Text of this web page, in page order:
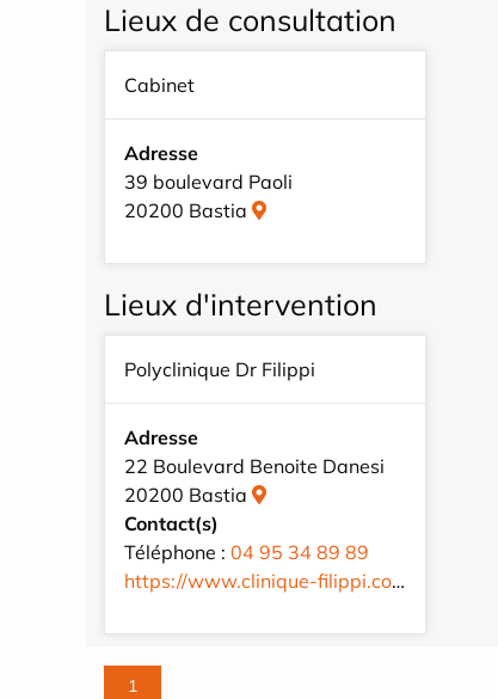
Lieux de consultation
Cabinet
Adresse
39 boulevard Paoli
20200 Bastia
Lieux d'intervention
Polyclinique Dr Filippi
Adresse
22 Boulevard Benoite Danesi
20200 Bastia
Contact(s)
Téléphone : 04 95 34 89 89
https://www.clinique-filippi.com/fr/
1